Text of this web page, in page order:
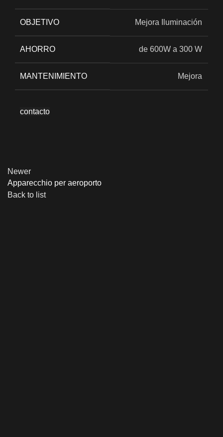
OBJETIVO Mejora Iluminación
AHORRO de 600W a 300 W
MANTENIMIENTO Mejora
contacto
Newer
Apparecchio per aeroporto
Back to list